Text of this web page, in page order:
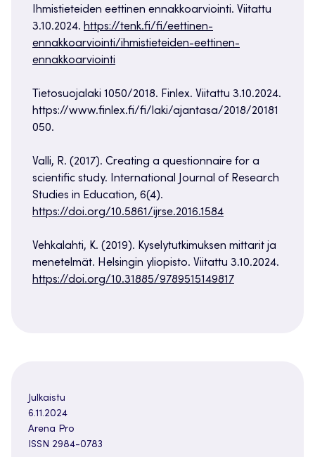
Ihmistieteiden eettinen ennakkoarviointi. Viitattu
3.10.2024. https://tenk.fi/fi/eettinen-
ennakkoarviointi/ihmistieteiden-eettinen-
ennakkoarviointi
Tietosuojalaki 1050/2018. Finlex. Viitattu 3.10.2024.
https://www.finlex.fi/fi/laki/ajantasa/2018/20181
050.
Valli, R. (2017). Creating a questionnaire for a
scientific study. International Journal of Research
Studies in Education, 6(4).
https://doi.org/10.5861/ijrse.2016.1584
Vehkalahti, K. (2019). Kyselytutkimuksen mittarit ja
menetelmät. Helsingin yliopisto. Viitattu 3.10.2024.
https://doi.org/10.31885/9789515149817
Julkaistu
6.11.2024
Arena Pro
ISSN 2984-0783